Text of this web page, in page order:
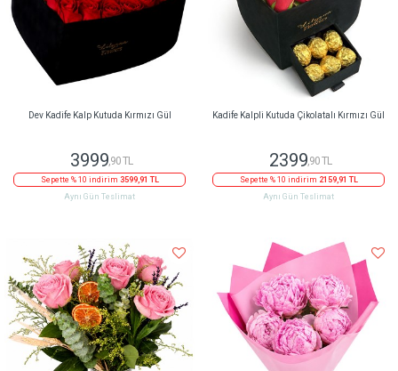
Dev Kadife Kalp Kutuda Kırmızı Gül
3999,90 TL
Sepette % 10 indirim 3599,91 TL
Aynı Gün Teslimat
Kadife Kalpli Kutuda Çikolatalı Kırmızı Gül
2399,90 TL
Sepette % 10 indirim 2159,91 TL
Aynı Gün Teslimat